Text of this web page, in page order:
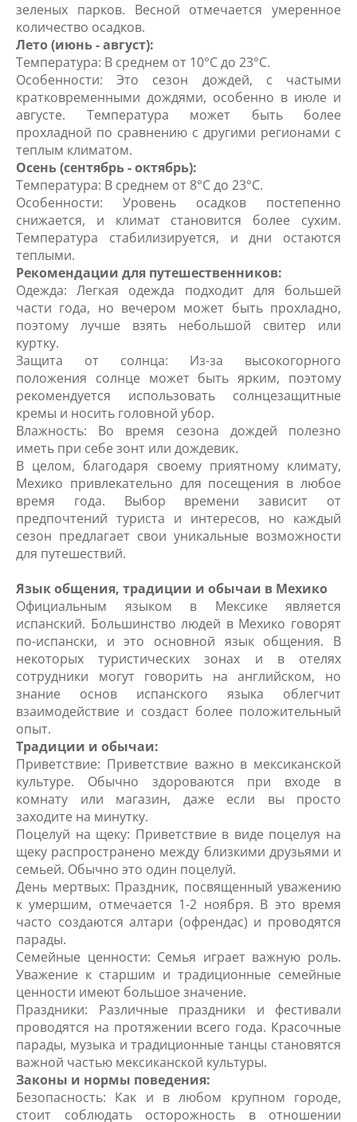
зеленых парков. Весной отмечается умеренное
количество осадков.
Лето (июнь - август):
Температура: В среднем от 10°C до 23°C.
Особенности: Это сезон дождей, с частыми
кратковременными дождями, особенно в июле и
августе. Температура может быть более
прохладной по сравнению с другими регионами с
теплым климатом.
Осень (сентябрь - октябрь):
Температура: В среднем от 8°C до 23°C.
Особенности: Уровень осадков постепенно
снижается, и климат становится более сухим.
Температура стабилизируется, и дни остаются
теплыми.
Рекомендации для путешественников:
Одежда: Легкая одежда подходит для большей
части года, но вечером может быть прохладно,
поэтому лучше взять небольшой свитер или
куртку.
Защита от солнца: Из-за высокогорного
положения солнце может быть ярким, поэтому
рекомендуется использовать солнцезащитные
кремы и носить головной убор.
Влажность: Во время сезона дождей полезно
иметь при себе зонт или дождевик.
В целом, благодаря своему приятному климату,
Мехико привлекательно для посещения в любое
время года. Выбор времени зависит от
предпочтений туриста и интересов, но каждый
сезон предлагает свои уникальные возможности
для путешествий.
Язык общения, традиции и обычаи в Мехико
Официальным языком в Мексике является
испанский. Большинство людей в Мехико говорят
по-испански, и это основной язык общения. В
некоторых туристических зонах и в отелях
сотрудники могут говорить на английском, но
знание основ испанского языка облегчит
взаимодействие и создаст более положительный
опыт.
Традиции и обычаи:
Приветствие: Приветствие важно в мексиканской
культуре. Обычно здороваются при входе в
комнату или магазин, даже если вы просто
заходите на минутку.
Поцелуй на щеку: Приветствие в виде поцелуя на
щеку распространено между близкими друзьями и
семьей. Обычно это один поцелуй.
День мертвых: Праздник, посвященный уважению
к умершим, отмечается 1-2 ноября. В это время
часто создаются алтари (офрендас) и проводятся
парады.
Семейные ценности: Семья играет важную роль.
Уважение к старшим и традиционные семейные
ценности имеют большое значение.
Праздники: Различные праздники и фестивали
проводятся на протяжении всего года. Красочные
парады, музыка и традиционные танцы становятся
важной частью мексиканской культуры.
Законы и нормы поведения:
Безопасность: Как и в любом крупном городе,
стоит соблюдать осторожность в отношении